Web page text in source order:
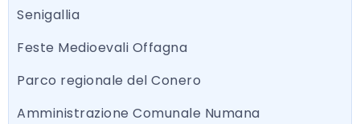
Senigallia
Feste Medioevali Offagna
Parco regionale del Conero
Amministrazione Comunale Numana